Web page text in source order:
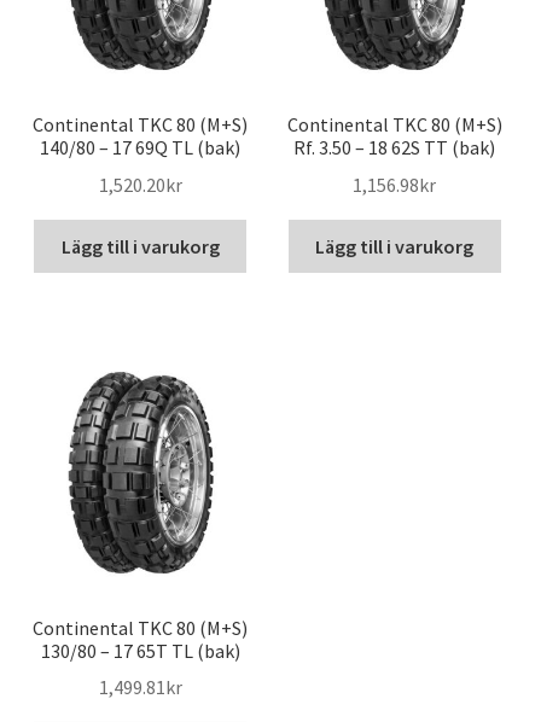
Continental TKC 80 (M+S)
140/80 – 17 69Q TL (bak)
1,520.20kr
Lägg till i varukorg
Continental TKC 80 (M+S)
Rf. 3.50 – 18 62S TT (bak)
1,156.98kr
Lägg till i varukorg
Continental TKC 80 (M+S)
130/80 – 17 65T TL (bak)
1,499.81kr